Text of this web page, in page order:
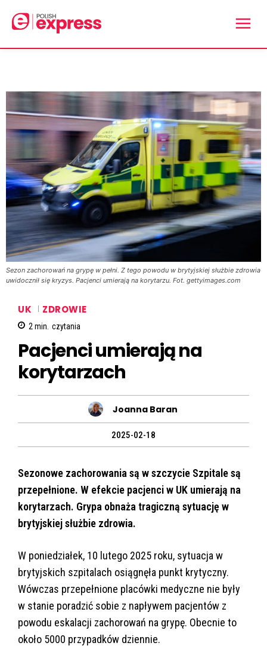
Sezon zachorowań na grypę w pełni. Z tego powodu w brytyjskiej służbie zdrowia
uwidocznił się kryzys. Pacjenci umierają na korytarzu. Fot. gettyimages.com
UK ZDROWIE
2min. czytania
Pacjenci umierają na
korytarzach
Joanna Baran
2025-02-18
Sezonowe zachorowania są w szczycie Szpitale są
przepełnione. W efekcie pacjenci w UK umierają na
korytarzach. Grypa obnaża tragiczną sytuację w
brytyjskiej służbie zdrowia.
W poniedziałek, 10 lutego 2025 roku, sytuacja w
brytyjskich szpitalach osiągnęła punkt krytyczny.
Wówczas przepełnione placówki medyczne nie były
w stanie poradzić sobie z napływem pacjentów z
powodu eskalacji zachorowań na grypę. Obecnie to
około 5000 przypadków dziennie.